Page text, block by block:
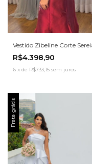
Vestido Zibeline Corte
R$4.398,90
6 x de R$733,15 sem juros
Frete grátis